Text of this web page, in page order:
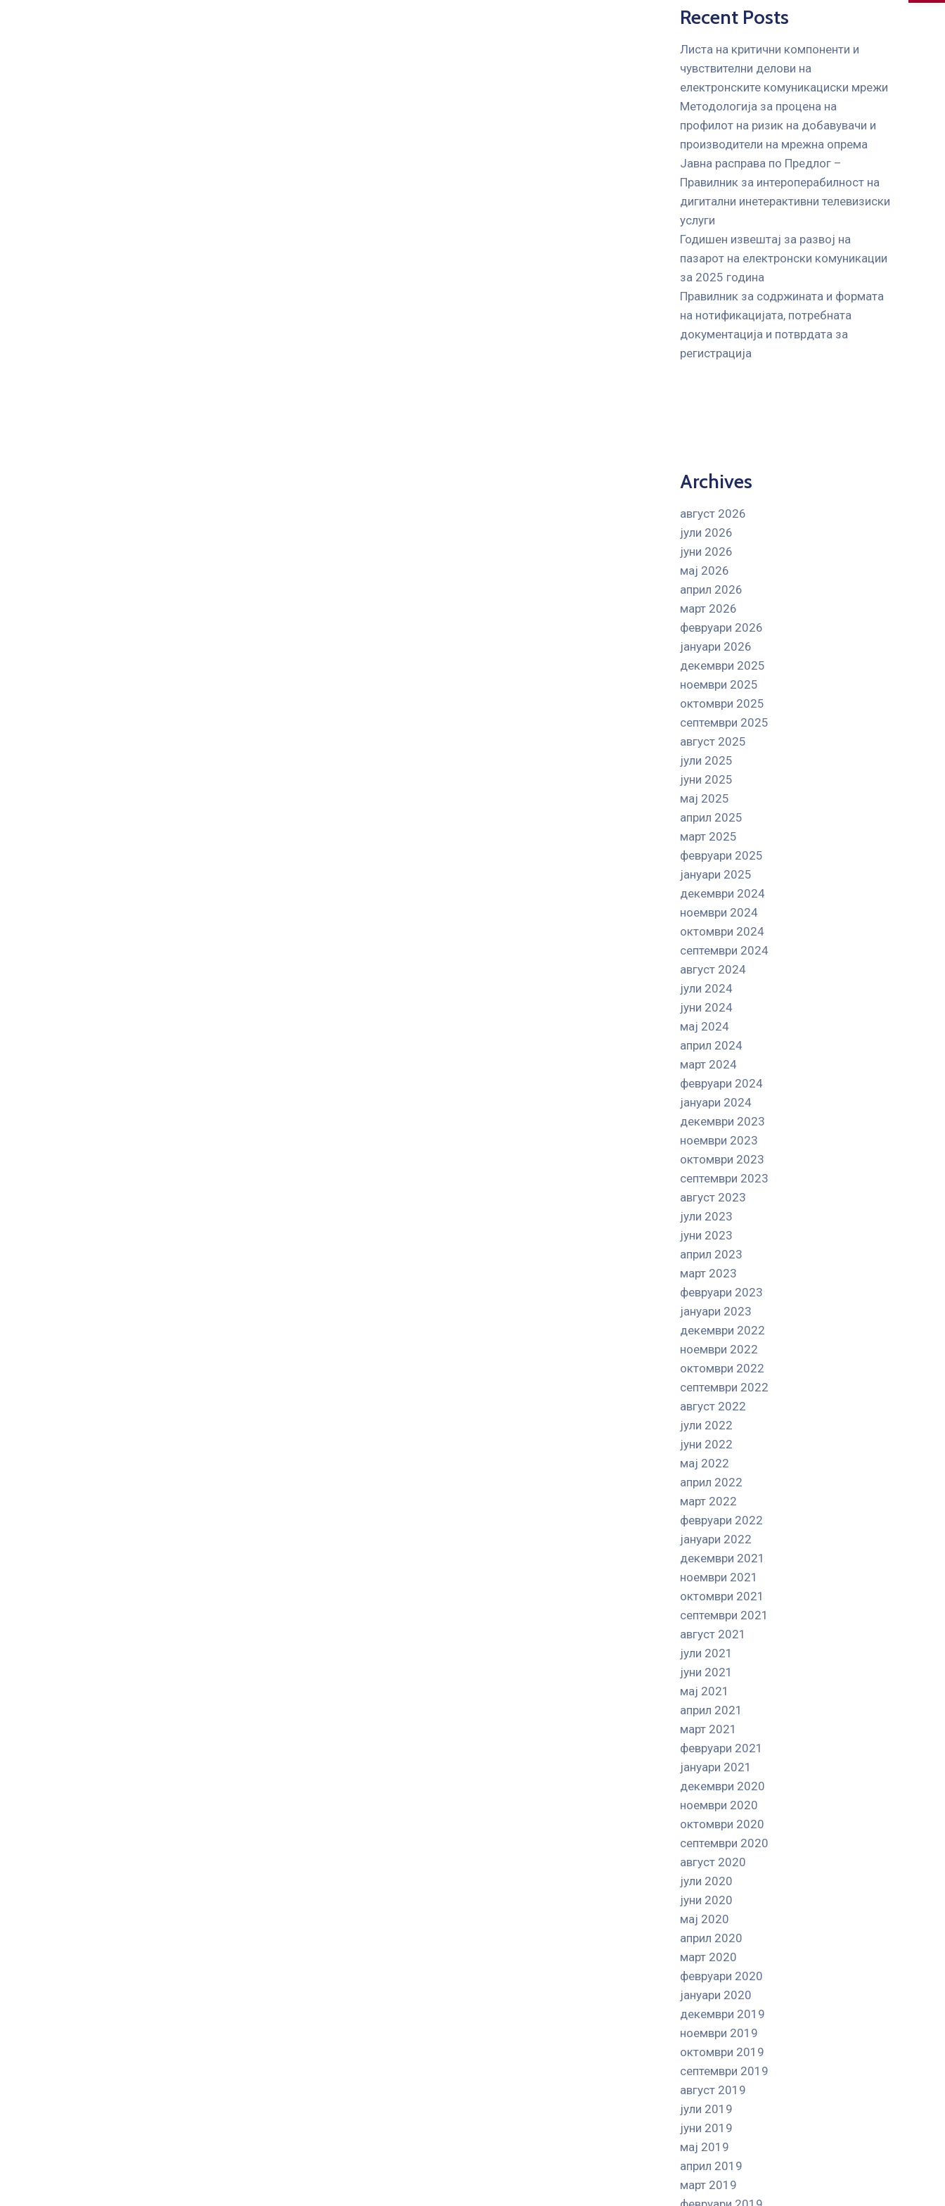
Recent Posts
Листа на критични компоненти и
чувствителни делови на
електронските комуникациски мрежи
Mетодологија за процена на
профилот на ризик на добавувачи и
производители на мрежна опрема
Јавна расправа по Предлог –
Правилник за интероперабилност на
дигитални инетерактивни телевизиски
услуги
Годишен извештај за развој на
пазарот на електронски комуникации
за 2025 година
Правилник за содржината и формата
на нотификацијата, потребната
документација и потврдата за
регистрација
Archives
август 2026
јули 2026
јуни 2026
мај 2026
април 2026
март 2026
февруари 2026
јануари 2026
декември 2025
ноември 2025
октомври 2025
септември 2025
август 2025
јули 2025
јуни 2025
мај 2025
април 2025
март 2025
февруари 2025
јануари 2025
декември 2024
ноември 2024
октомври 2024
септември 2024
август 2024
јули 2024
јуни 2024
мај 2024
април 2024
март 2024
февруари 2024
јануари 2024
декември 2023
ноември 2023
октомври 2023
септември 2023
август 2023
јули 2023
јуни 2023
април 2023
март 2023
февруари 2023
јануари 2023
декември 2022
ноември 2022
октомври 2022
септември 2022
август 2022
јули 2022
јуни 2022
мај 2022
април 2022
март 2022
февруари 2022
јануари 2022
декември 2021
ноември 2021
октомври 2021
септември 2021
август 2021
јули 2021
јуни 2021
мај 2021
април 2021
март 2021
февруари 2021
јануари 2021
декември 2020
ноември 2020
октомври 2020
септември 2020
август 2020
јули 2020
јуни 2020
мај 2020
април 2020
март 2020
февруари 2020
јануари 2020
декември 2019
ноември 2019
октомври 2019
септември 2019
август 2019
јули 2019
јуни 2019
мај 2019
април 2019
март 2019